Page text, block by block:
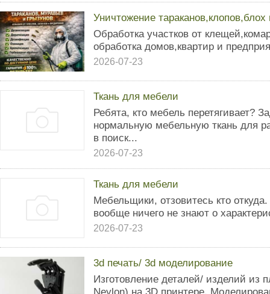
Уничтожение
Обработка участков от
обработка домов,квартир и
2026-07-23
Ткань для мебели
Ребята, кто мебель перетягивает?
нормальную мебельную ткань для
в поиск...
2026-07-23
Ткань для мебели
Мебельщики, отзовитесь кто
вообще ничего не знают о
2026-07-23
3d печать/ 3d моделирование
Изготовление деталей/ изделий из
Neylon) на 3D принтере.